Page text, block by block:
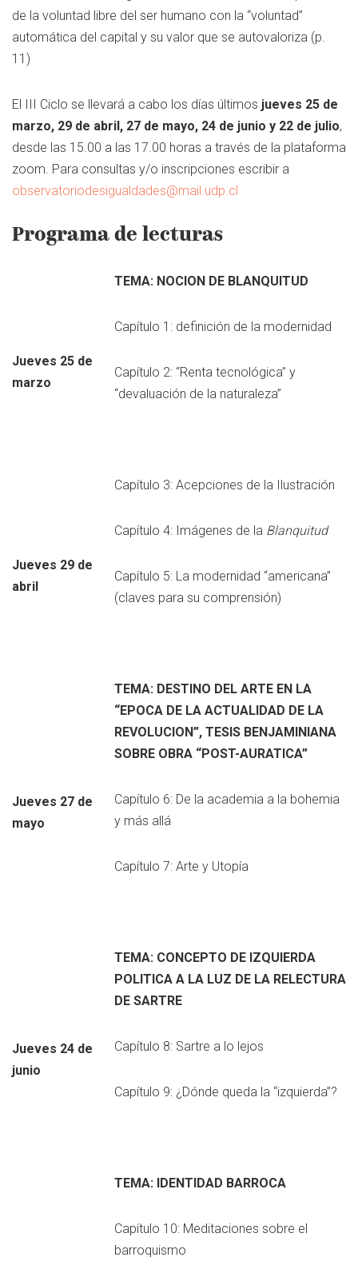
de la voluntad libre del ser humano con la “voluntad”
automática del capital y su valor que se autovaloriza (p.
11)
El III Ciclo se llevará a cabo los días últimos jueves 25 de
marzo, 29 de abril, 27 de mayo, 24 de junio y 22 de julio,
desde las 15.00 a las 17.00 horas a través de la plataforma
zoom. Para consultas y/o inscripciones escribir a
observatoriodesigualdades@mail.udp.cl
Programa de lecturas
Jueves 25 de
marzo
TEMA: NOCION DE BLANQUITUD
Capítulo 1: definición de la modernidad
Capítulo 2: “Renta tecnológica” y
“devaluación de la naturaleza”
Jueves 29 de
abril
Capítulo 3: Acepciones de la Ilustración
Capítulo 4: Imágenes de la Blanquitud
Capítulo 5: La modernidad “americana”
(claves para su comprensión)
Jueves 27 de
mayo
TEMA: DESTINO DEL ARTE EN LA
“EPOCA DE LA ACTUALIDAD DE LA
REVOLUCION”, TESIS BENJAMINIANA
SOBRE OBRA “POST-AURATICA”
Capítulo 6: De la academia a la bohemia
y más allá
Capítulo 7: Arte y Utopía
Jueves 24 de
junio
TEMA: CONCEPTO DE IZQUIERDA
POLITICA A LA LUZ DE LA RELECTURA
DE SARTRE
Capítulo 8: Sartre a lo lejos
Capítulo 9: ¿Dónde queda la “izquierda”?
TEMA: IDENTIDAD BARROCA
Capítulo 10: Meditaciones sobre el
barroquismo